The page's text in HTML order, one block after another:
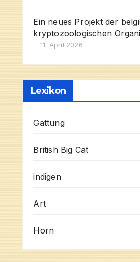
Ein neues Projekt der
kryptozoologischen
11. April 2026
Lexikon
Gattung
British Big Cat
indigen
Art
Horn